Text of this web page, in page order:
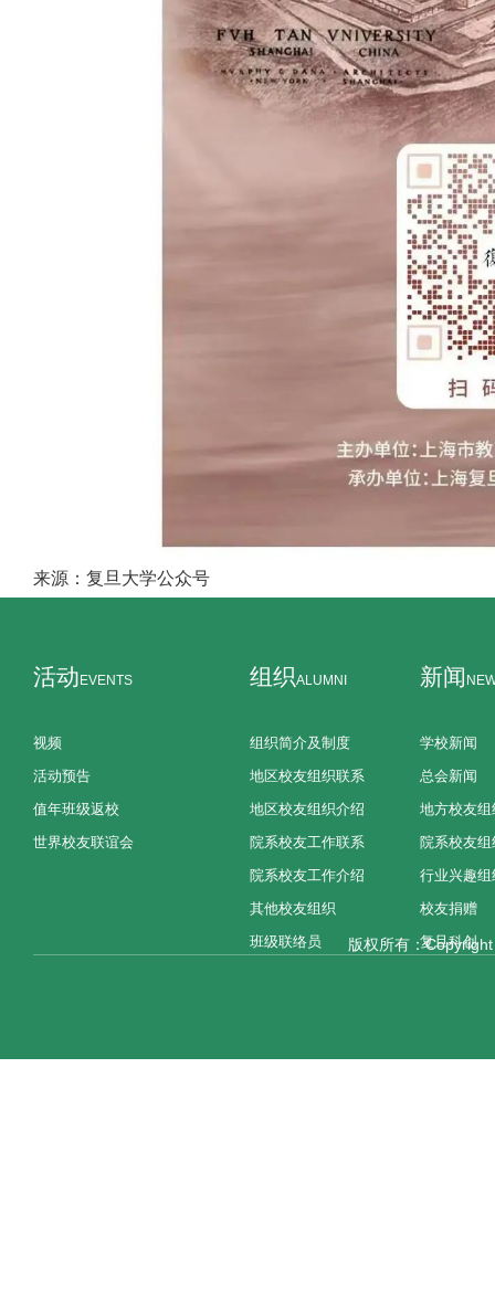
来源：复旦大学公众号
活动 EVENTS
视频
活动预告
值年班级返校
世界校友联谊会
组织ALUMNI
组织简介及制度
地区校友组织联系
地区校友组织介绍
院系校友工作联系
院系校友工作介绍
其他校友组织
班级联络员
新闻
学校新闻
总会新闻
地方校友组
院系校友组
行业兴趣组
校友捐赠
复旦科创
版权所有：